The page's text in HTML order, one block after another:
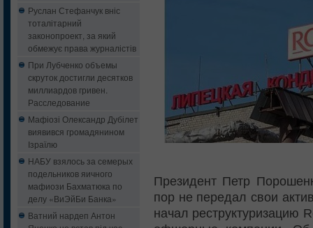
Руслан Стефанчук вніс
тоталітарний
законопроект, за який
обмежує права журналістів
При Лубченко объемы
скруток достигли десятков
миллиардов гривен.
Расследование
Мафіозі Олександр Дубілет
виявився громадянином
Ізраїлю
НАБУ взялось за семерых
подельников яичного
мафиози Бахматюка по
делу «ВиЭйБи Банка»
Ватний нардеп Антон
Президент Петр
пор не передал свои
начал реструктуризацию